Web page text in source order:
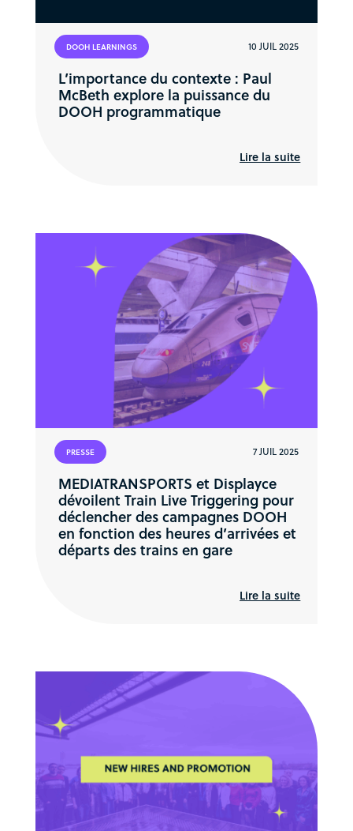
DOOH LEARNINGS 10 JUIL 2025
L’importance du contexte : Paul
McBeth explore la puissance du
DOOH programmatique
Lire la suite
PRESSE 7 JUIL 2025
MEDIATRANSPORTS et Displayce
dévoilent Train Live Triggering pour
déclencher des campagnes DOOH
en fonction des heures d’arrivées et
départs des trains en gare
Lire la suite